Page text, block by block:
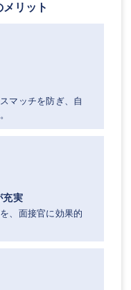
リット
マッチを防ぎ、自
充実
、面接官に効果的